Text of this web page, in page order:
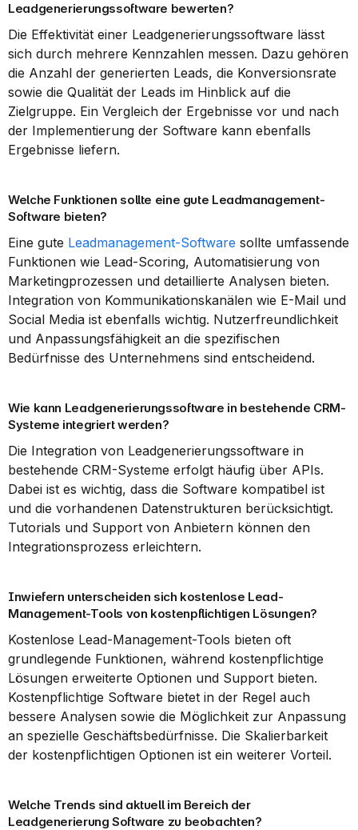
Leadgenerierungssoftware bewerten?
Die Effektivität einer Leadgenerierungssoftware lässt
sich durch mehrere Kennzahlen messen. Dazu gehören
die Anzahl der generierten Leads, die Konversionsrate
sowie die Qualität der Leads im Hinblick auf die
Zielgruppe. Ein Vergleich der Ergebnisse vor und nach
der Implementierung der Software kann ebenfalls
Ergebnisse liefern.
Welche Funktionen sollte eine gute Leadmanagement-
Software bieten?
Eine gute Leadmanagement-Software sollte umfassende
Funktionen wie Lead-Scoring, Automatisierung von
Marketingprozessen und detaillierte Analysen bieten.
Integration von Kommunikationskanälen wie E-Mail und
Social Media ist ebenfalls wichtig. Nutzerfreundlichkeit
und Anpassungsfähigkeit an die spezifischen
Bedürfnisse des Unternehmens sind entscheidend.
Wie kann Leadgenerierungssoftware in bestehende CRM-
Systeme integriert werden?
Die Integration von Leadgenerierungssoftware in
bestehende CRM-Systeme erfolgt häufig über APIs.
Dabei ist es wichtig, dass die Software kompatibel ist
und die vorhandenen Datenstrukturen berücksichtigt.
Tutorials und Support von Anbietern können den
Integrationsprozess erleichtern.
Inwiefern unterscheiden sich kostenlose Lead-
Management-Tools von kostenpflichtigen Lösungen?
Kostenlose Lead-Management-Tools bieten oft
grundlegende Funktionen, während kostenpflichtige
Lösungen erweiterte Optionen und Support bieten.
Kostenpflichtige Software bietet in der Regel auch
bessere Analysen sowie die Möglichkeit zur Anpassung
an spezielle Geschäftsbedürfnisse. Die Skalierbarkeit
der kostenpflichtigen Optionen ist ein weiterer Vorteil.
Welche Trends sind aktuell im Bereich der
Leadgenerierung Software zu beobachten?